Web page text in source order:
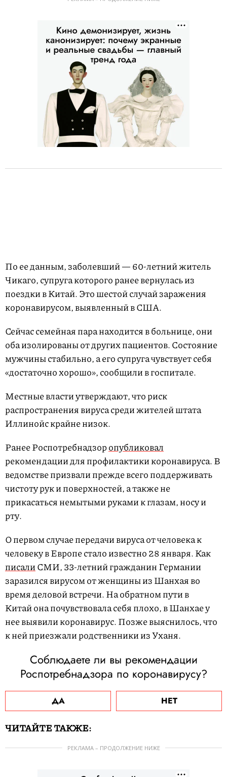
По ее данным, заболевший — 60-летний житель
Чикаго, супруга которого ранее вернулась из
поездки в Китай. Это шестой случай заражения
коронавирусом, выявленный в США.
Сейчас семейная пара находится в больнице, они
оба изолированы от других пациентов. Cостояние
мужчины стабильно, а его супруга чувствует себя
«достаточно хорошо», сообщили в госпитале.
Местные власти утверждают, что риск
распространения вируса среди жителей штата
Иллинойс крайне низок.
Ранее Роспотребнадзоропубликовал
рекомендации для профилактики коронавируса. В
ведомстве призвали прежде всего поддерживать
чистоту рук и поверхностей, а также не
прикасаться немытыми руками к глазам, носу и
рту.
О первом случае передачи вируса от человека к
человеку в Европе стало известно 28 января. Как
писалиСМИ, 33-летний гражданин Германии
заразился вирусом от женщины из Шанхая во
время деловой встречи. На обратном пути в
Китай она почувствовала себя плохо, в Шанхае у
нее выявили коронавирус. Позже выяснилось, что
к ней приезжали родственники из Уханя.
Соблюдаете ли вы рекомендации
Роспотребнадзора по коронавирусу?
ДА НЕТ
ЧИТАЙТЕ ТАКЖЕ:
РЕКЛАМА – ПРОДОЛЖЕНИЕ НИЖЕ